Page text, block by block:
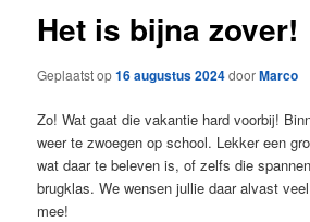
Het is bijna zover!
Geplaatst op16 augustus 2024doorMarco
Zo! Wat gaat die vakantie hard voorbij!
weer te zwoegen op school. Lekker een
wat daar te beleven is, of zelfs die
brugklas. We wensen jullie daar alvast
mee!